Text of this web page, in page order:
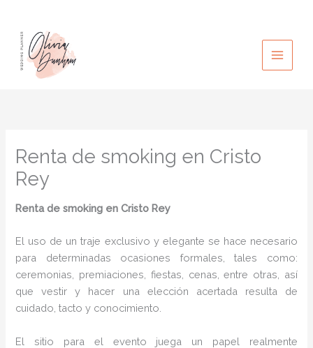
contenido
Renta de smoking en Cristo
Rey
Renta de smoking en Cristo Rey
El uso de un traje exclusivo y elegante se hace necesario
para determinadas ocasiones formales, tales como:
ceremonias, premiaciones, fiestas, cenas, entre otras, así
que vestir y hacer una elección acertada resulta de
cuidado, tacto y conocimiento.
El sitio para el evento juega un papel realmente